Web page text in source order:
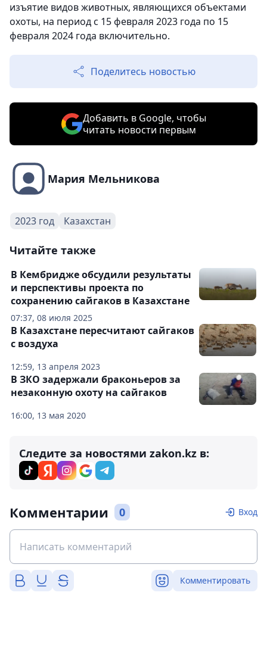
изъятие видов животных, являющихся объектами
охоты, на период с 15 февраля 2023 года по 15
февраля 2024 года включительно.
Поделитесь новостью
Добавить в Google, чтобы
читать новости первым
Мария Мельникова
2023 год Казахстан
Читайте также
07:37, 08 июля 2025
В Кембридже обсудили результаты
и перспективы проекта по
сохранению сайгаков в Казахстане
12:59, 13 апреля 2023
В Казахстане пересчитают сайгаков
с воздуха
16:00, 13 мая 2020
В ЗКО задержали браконьеров за
незаконную охоту на сайгаков
Следите за новостями zakon.kz в:
Комментарии 0 Вход
Комментировать